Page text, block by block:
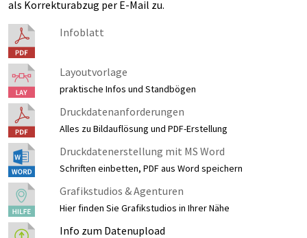
als Korrekturabzug per E-Mail zu.
Infoblatt
Layoutvorlage
praktische Infos und Standbögen
Druckdatenanforderungen
Alles zu Bildauflösung und PDF-Erstellung
Druckdatenerstellung mit MS Word
Schriften einbetten, PDF aus Word speichern
Grafikstudios & Agenturen
Hier finden Sie Grafikstudios in Ihrer Nähe
Info zum Datenupload